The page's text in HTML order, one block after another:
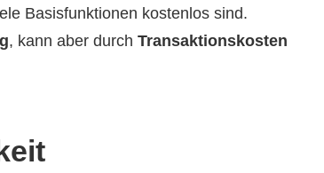
Basisfunktionen kostenlos sind.
, kann aber durchTransaktionskosten